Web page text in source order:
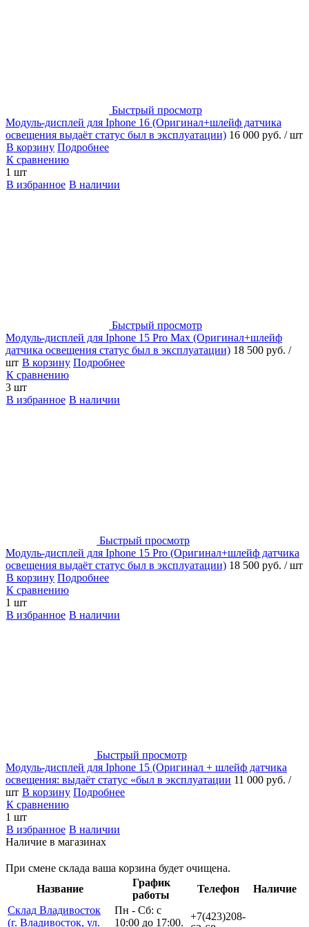
Быстрый просмотр
Модуль-дисплей для Iphone 16 (Оригинал+шлейф датчика
освещения выдаёт статус был в эксплуатации) 16 000 руб. / шт
В корзину Подробнее
К сравнению
1 шт
В избранное В наличии
Быстрый просмотр
Модуль-дисплей для Iphone 15 Pro Max (Оригинал+шлейф
датчика освещения статус был в эксплуатации) 18 500 руб. /
шт В корзину Подробнее
К сравнению
3 шт
В избранное В наличии
Быстрый просмотр
Модуль-дисплей для Iphone 15 Pro (Оригинал+шлейф датчика
освещения выдаёт статус был в эксплуатации) 18 500 руб. / шт
В корзину Подробнее
К сравнению
1 шт
В избранное В наличии
Быстрый просмотр
Модуль-дисплей для Iphone 15 (Оригинал + шлейф датчика
освещения: выдаёт статус «был в эксплуатации 11 000 руб. /
шт В корзину Подробнее
К сравнению
1 шт
В избранное В наличии
Наличие в магазинах
При смене склада ваша корзина будет очищена.
Название
График
работы
Телефон
Наличие
Склад Владивосток
(г. Владивосток, ул.
Пн - Сб: с
10:00 до 17:00.
+7(423)208-